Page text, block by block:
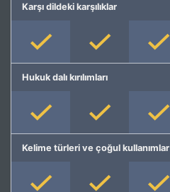
Karşı dildeki karşılıklar
Hukuk dalı kırılımları
Kelime türleri ve çoğul kullanımlar